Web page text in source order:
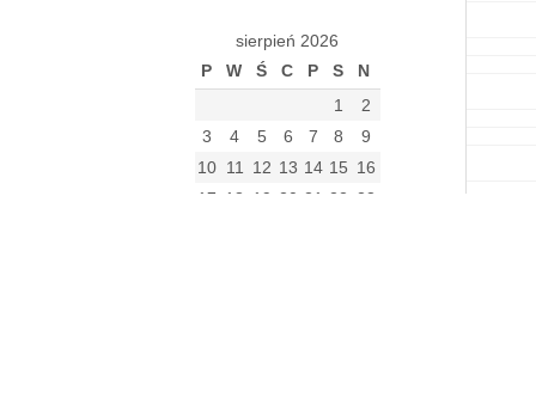
sierpień 2026
P
W Ś C P S N
1
2
3
4 5 6 7 8
9
10 11 12 13 14 15 16
17
18 19 20 21 22
23